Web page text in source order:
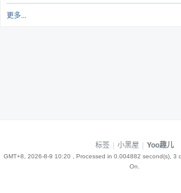
更多...
标签 | 小黑屋 | Yoo趣儿
GMT+8, 2026-8-9 10:20 , Processed in 0.004882 second(s), 3
On.